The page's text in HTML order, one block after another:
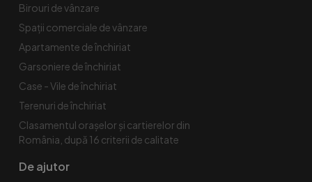
Birouri de vânzare
Spaţii comerciale de vânzare
Apartamente de închiriat
Garsoniere de închiriat
Case - Vile de închiriat
Terenuri de închiriat
Clasamentul orașelor și cartierelor din
România, după 16 criterii de calitate
De ajutor